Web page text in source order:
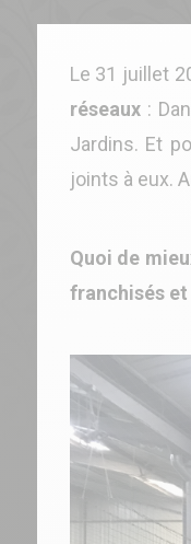
Le 31 juillet
réseaux:
Jardins. Et
joints à eux.
Quoi de
franchisés